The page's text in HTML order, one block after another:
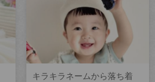
キラキラネームから落ち着